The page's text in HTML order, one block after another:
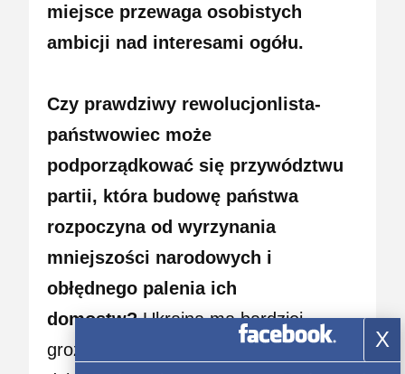
miejsce przewaga osobistych
ambicji nad interesami ogółu.
Czy prawdziwy rewolucjonlista-
państwowiec może
podporządkować się przywództwu
partii, która budowę państwa
rozpoczyna od wyrzynania
mniejszości narodowych i
obłędnego palenia ich
domostw?Ukraina ma bardziej
groźnych wrogów, niż Polacy. Każde
X